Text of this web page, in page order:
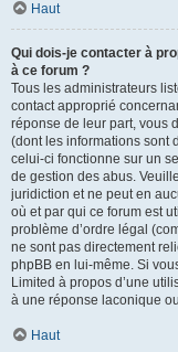
Haut
Qui dois-je contacter à
à ce forum ?
Tous les administrateurs
contact approprié
réponse de leur part, vous
(dont les informations sont
celui-ci fonctionne sur un
de gestion des abus.
juridiction et ne peut en
où et par qui ce forum est
problème d’ordre légal
ne sont pas directement
phpBB en lui-même. Si
Limited à propos d’une
à une réponse laconique
Haut